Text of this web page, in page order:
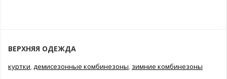
ВЕРХНЯЯ ОДЕЖДА
куртки,демисезонные комбинезоны, зимние комбинезоны